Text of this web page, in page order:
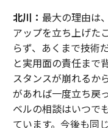
北川： 最大の理由は
アップを立ち上げた
らず、あくまで技術
と実用面の責任まで
スタンスが崩れるか
があれば一度立ち戻
ベルの相談はいつで
ています。今後も同